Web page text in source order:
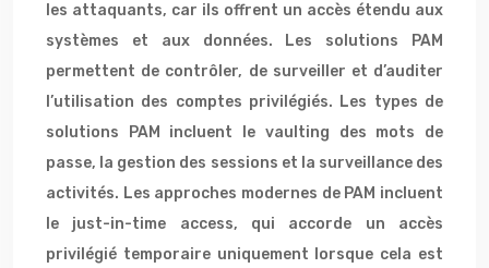
les attaquants, car ils offrent un accès étendu aux
systèmes et aux données. Les solutions PAM
permettent de contrôler, de surveiller et d’auditer
l’utilisation des comptes privilégiés. Les types de
solutions PAM incluent le vaulting des mots de
passe, la gestion des sessions et la surveillance des
activités. Les approches modernes de PAM incluent
le just-in-time access, qui accorde un accès
privilégié temporaire uniquement lorsque cela est